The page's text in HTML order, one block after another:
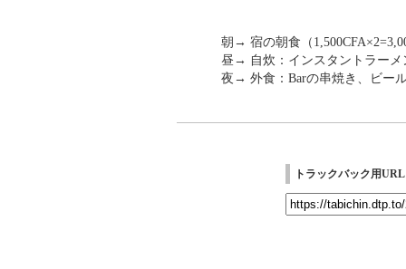
朝→ 宿の朝食（
昼→ 自炊：インスタントラーメ
夜→ 外食：Barの串焼き、ビー
トラックバック用URL